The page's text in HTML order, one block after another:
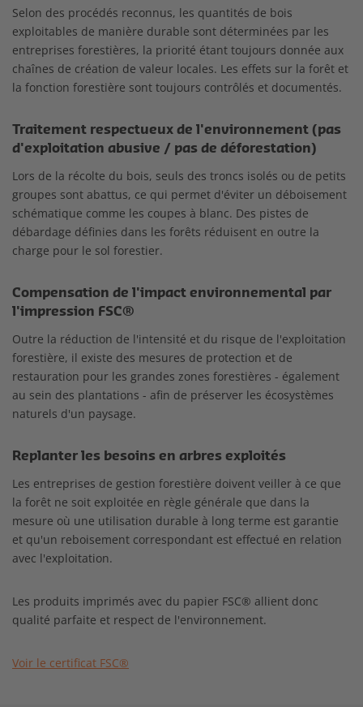
Selon des procédés reconnus, les quantités de bois
exploitables de manière durable sont déterminées par les
entreprises forestières, la priorité étant toujours donnée aux
chaînes de création de valeur locales. Les effets sur la forêt et
la fonction forestière sont toujours contrôlés et documentés.
Traitement respectueux de l'environnement (pas
d'exploitation abusive / pas de déforestation)
Lors de la récolte du bois, seuls des troncs isolés ou de petits
groupes sont abattus, ce qui permet d'éviter un déboisement
schématique comme les coupes à blanc. Des pistes de
débardage définies dans les forêts réduisent en outre la
charge pour le sol forestier.
Compensation de l'impact environnemental par
l'impression FSC®
Outre la réduction de l'intensité et du risque de l'exploitation
forestière, il existe des mesures de protection et de
restauration pour les grandes zones forestières - également
au sein des plantations - afin de préserver les écosystèmes
naturels d'un paysage.
Replanter les besoins en arbres exploités
Les entreprises de gestion forestière doivent veiller à ce que
la forêt ne soit exploitée en règle générale que dans la
mesure où une utilisation durable à long terme est garantie
et qu'un reboisement correspondant est effectué en relation
avec l'exploitation.
Les produits imprimés avec du papier FSC® allient donc
qualité parfaite et respect de l'environnement.
Voir le certificat FSC®